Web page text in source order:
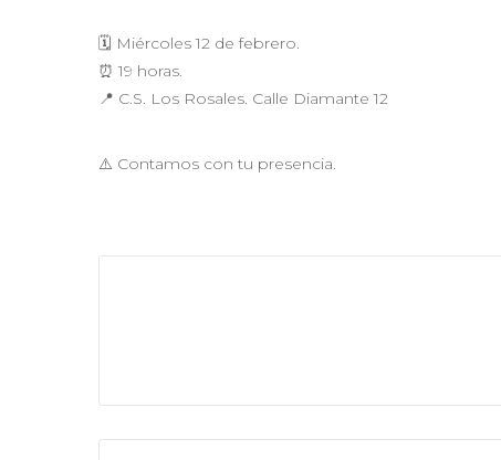
🗓️ Miércoles 12 de febrero.
⏰ 19 horas.
📍 C.S. Los Rosales. Calle Diamante 12
⚠️ Contamos con tu presencia.